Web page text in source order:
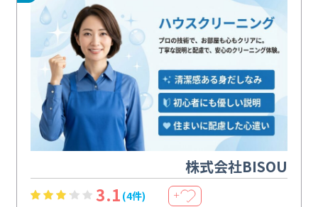
株式会社BISOU
3.1 (4件) ＋